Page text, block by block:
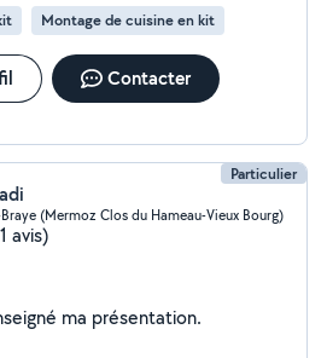
Montage de cuisine en kit
Contacter
Particulier
(Mermoz Clos du Hameau-Vieux Bourg)
avis)
Je n'ai pas encore renseigné ma présentation.